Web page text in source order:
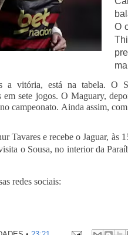
O
a vitória, está na tabela. O
sete jogos. O Maguary,
campeonato. Ainda assim,
Tavares e recebe o Jaguar, às
o Sousa, no interior da
redes sociais: